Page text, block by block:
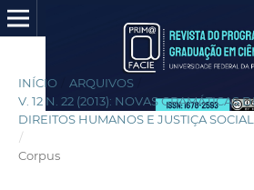
INÍCIO ARQUIVOS
V. 12 N. 22 (2013): NOVAS GRAMÁTICAS
DIREITOS HUMANOS E JUSTIÇA SOCIAL
/
Corpus